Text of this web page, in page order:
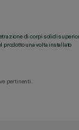
di corpi solidi
prodotto una volta installato
pertinenti.